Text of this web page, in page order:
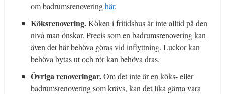
om badrumsrenoveringhär.
Köksrenovering.Köken i fritidshus är inte alltid på den
nivå man önskar. Precis som en badrumsrenovering kan
även det här behöva göras vid inflyttning. Luckor kan
behöva bytas ut och rör kan behöva dras.
Övriga renoveringar.Om det inte är en köks- eller
badrumsrenovering som krävs, kan det lika gärna vara